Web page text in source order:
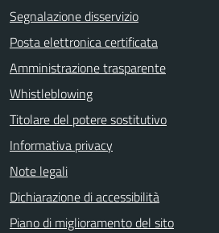
Segnalazione disservizio
Posta elettronica certificata
Amministrazione trasparente
Whistleblowing
Titolare del potere sostitutivo
Informativa privacy
Note legali
Dichiarazione di accessibilità
Piano di miglioramento del sito